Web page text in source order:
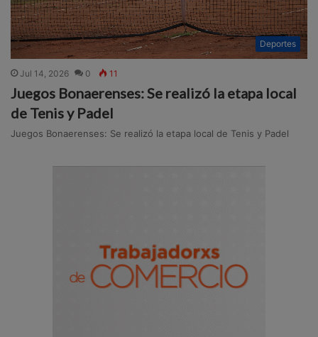
Deportes
Jul 14, 2026 0 11
Juegos Bonaerenses: Se realizó la etapa local
de Tenis y Padel
Juegos Bonaerenses: Se realizó la etapa local de Tenis y Padel